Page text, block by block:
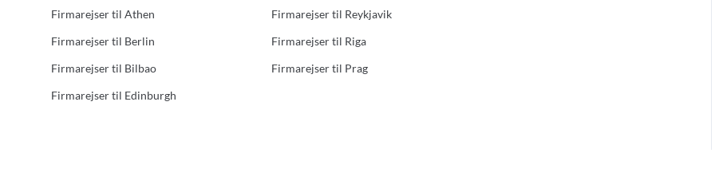
Firmarejser til Athen
Firmarejser til Berlin
Firmarejser til Bilbao
Firmarejser til Edinburgh
Firmarejser til Reykjavik
Firmarejser til Riga
Firmarejser til Prag